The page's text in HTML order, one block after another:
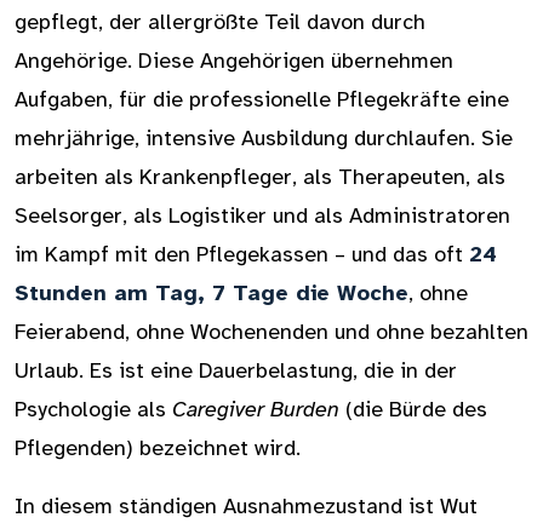
gepflegt, der allergrößte Teil davon durch
Angehörige. Diese Angehörigen übernehmen
Aufgaben, für die professionelle Pflegekräfte eine
mehrjährige, intensive Ausbildung durchlaufen. Sie
arbeiten als Krankenpfleger, als Therapeuten, als
Seelsorger, als Logistiker und als Administratoren
im Kampf mit den Pflegekassen – und das oft 24
Stunden am Tag, 7 Tage die Woche, ohne
Feierabend, ohne Wochenenden und ohne bezahlten
Urlaub. Es ist eine Dauerbelastung, die in der
Psychologie als Caregiver Burden (die Bürde des
Pflegenden) bezeichnet wird.
In diesem ständigen Ausnahmezustand ist Wut